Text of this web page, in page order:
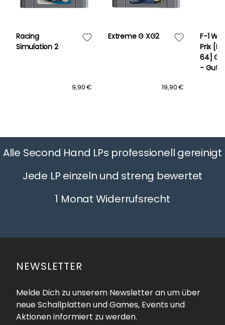
Racing
Simulation 2
9,90 €
Extreme G XG2
19,90 €
F-1
Prix
64]
- Gut
Alle Second Hand LPs professionell gereinigt
Jede LP einzeln und streng bewertet
1 Monat Widerrufsrecht
NEWSLETTER
Melde Dich zu unserem Newsletter an um über
neue Schallplatten und Games, Events und
Aktionen informiert zu werden.